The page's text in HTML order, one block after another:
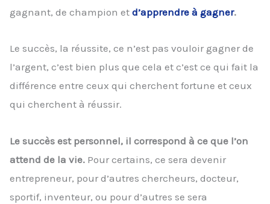
gagnant, de champion et d’apprendre à gagner.
Le succès, la réussite, ce n’est pas vouloir gagner de
l’argent, c’est bien plus que cela et c’est ce qui fait la
différence entre ceux qui cherchent fortune et ceux
qui cherchent à réussir.
Le succès est personnel, il correspond à ce que l’on
attend de la vie. Pour certains, ce sera devenir
entrepreneur, pour d’autres chercheurs, docteur,
sportif, inventeur, ou pour d’autres se sera